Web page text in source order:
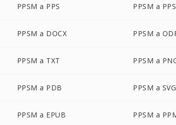
PPSM a PPS PPSM a
PPSM a DOCX PPSM a
PPSM a TXT PPSM a
PPSM a PDB PPSM a SVG
PPSM a EPUB PPSM a